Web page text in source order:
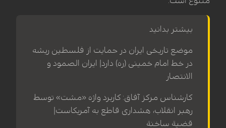
بیشتر بدانید
موضع تاریخی ایران در حمایت از فلسطین ریشه
در خط امام خمینی (ره) دارد| ایران الصمود و
الانتصار
کارشناس مرکز آفاق: کاربرد واژه «مشت» توسط
رهبر انقلاب، هشداری قاطع به آمریکاست|
قضیة ساخنة